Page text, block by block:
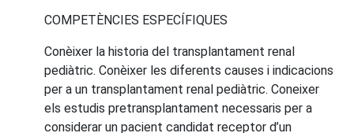
COMPETÈNCIES ESPECÍFIQUES
Conèixer la historia del transplantament renal
pediàtric. Conèixer les diferents causes i indicacions
per a un transplantament renal pediàtric. Coneixer
els estudis pretransplantament necessaris per a
considerar un pacient candidat receptor d’un